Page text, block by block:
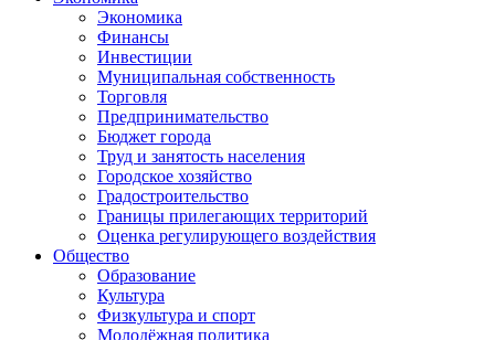
Экономика
Финансы
Инвестиции
Муниципальная собственность
Торговля
Предпринимательство
Бюджет города
Труд и занятость населения
Городское хозяйство
Градостроительство
Границы прилегающих территорий
Оценка регулирующего воздействия
Общество
Образование
Культура
Физкультура и спорт
Молодёжная политика